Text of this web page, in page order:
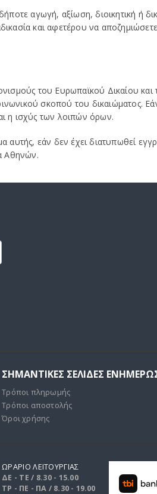
αγωγή, αξίωση, διοικητική ή
και αφετέρου να
του Ευρωπαϊκού Δικαίου και
σκοπού του δικαιώματος.
η ισχύς των λοιπών όρων.
εάν δεν έχει διατυπωθεί
Αθηνών.
ΣΗΜΑΝΤΙΚΕΣ ΣΕΛΙΔΕΣ
Τρόποι πληρωμής
Τρόποι αποστολής
Όροι χρήσης
ΩΡΑΡΙΟ ΛΕΙΤΟΥΡΓΙΑΣ
ΔΕ - ΤΕ / 8.30 - 15.00
ΤΡ - ΠΕ - ΠΑ / 8.30 - 19.00